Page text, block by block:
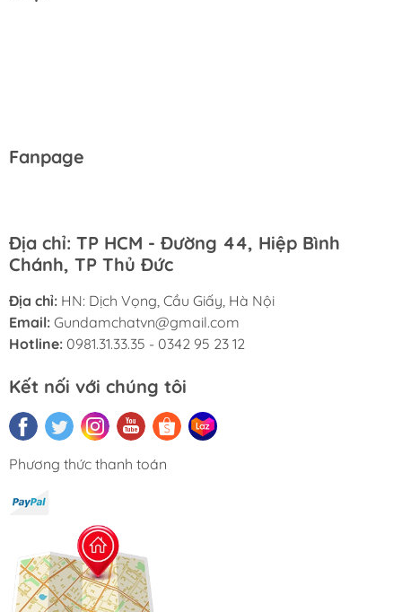
Fanpage
Địa chỉ: TP HCM - Đường 44, Hiệp Bình
Chánh, TP Thủ Đức
Địa chỉ: HN: Dịch Vọng, Cầu Giấy, Hà Nội
Email: Gundamchatvn@gmail.com
Hotline: 0981.31.33.35 - 0342 95 23 12
Kết nối với chúng tôi
Phương thức thanh toán